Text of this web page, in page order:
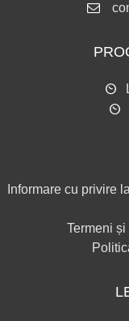
Informare cu privire
Termeni